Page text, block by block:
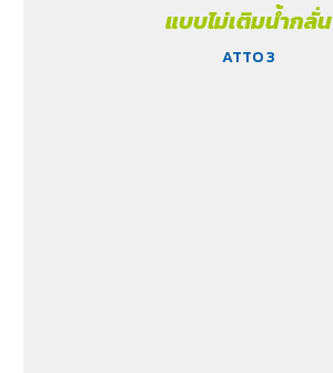
แบบไม่เติมน้ำกลั่น
ATTO 3